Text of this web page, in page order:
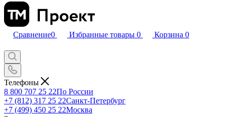
Сравнение0 Избранные товары 0 Корзина 0
Телефоны
8 800 707 25 22По России
+7 (812) 317 25 22Санкт-Петербург
+7 (499) 450 25 22Москва